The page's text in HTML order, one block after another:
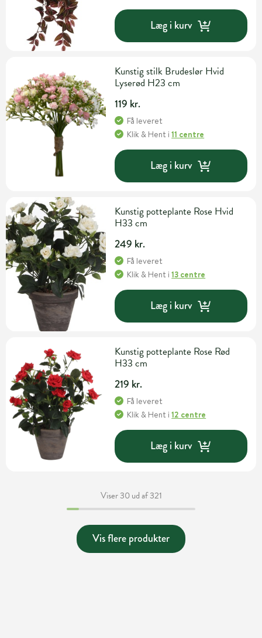
Læg i kurv
Kunstig stilk Brudeslør Hvid
Lyserød H23 cm
119 kr.
Få leveret
Klik & Hent i11 centre
Læg i kurv
Kunstig potteplante Rose Hvid
H33 cm
249 kr.
Få leveret
Klik & Hent i13 centre
Læg i kurv
Kunstig potteplante Rose Rød
H33 cm
219 kr.
Få leveret
Klik & Hent i12 centre
Læg i kurv
Viser 30 ud af 321
Vis flere produkter